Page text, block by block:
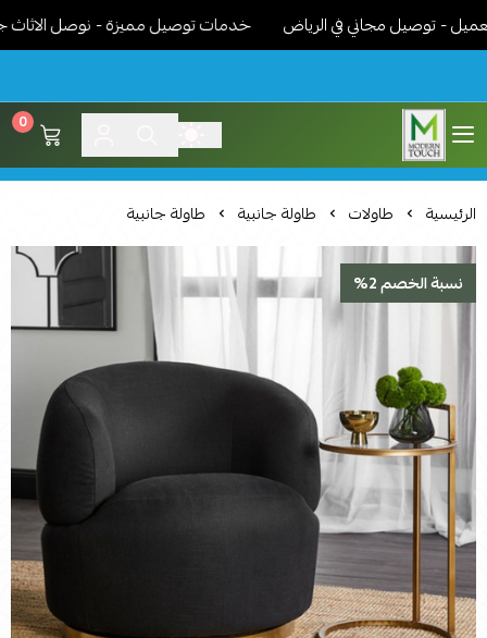
توصيل مجاني في الرياض خدمات توصيل مميزة - نوصل الاثاث
اثاث مودرن لمسة عصرية
0
الرئيسية طاولات طاولة جانبية طاولة جانبية
نسبة الخصم 2%